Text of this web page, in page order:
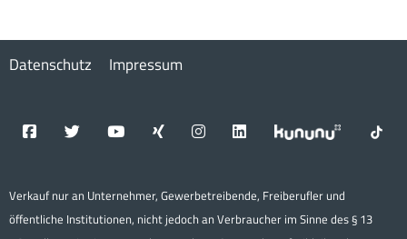
Datenschutz Impressum
Verkauf nur an Unternehmer, Gewerbetreibende, Freiberufler und
öffentliche Institutionen, nicht jedoch an Verbraucher im Sinne des § 13